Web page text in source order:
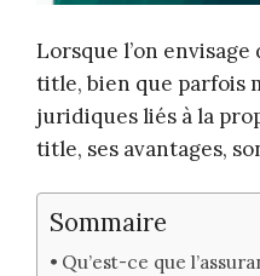
Lorsque l’on
title, bien que parfois
juridiques liés à la
title, ses avantages,
Sommaire
Qu’est-ce que